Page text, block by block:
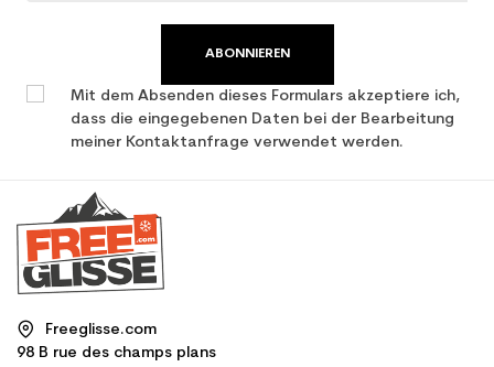
ABONNIEREN
Mit dem Absenden dieses Formulars akzeptiere ich,
dass die eingegebenen Daten bei der Bearbeitung
meiner Kontaktanfrage verwendet werden.
Freeglisse.com
98 B rue des champs plans